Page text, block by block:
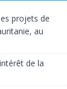
projets de
au
de la